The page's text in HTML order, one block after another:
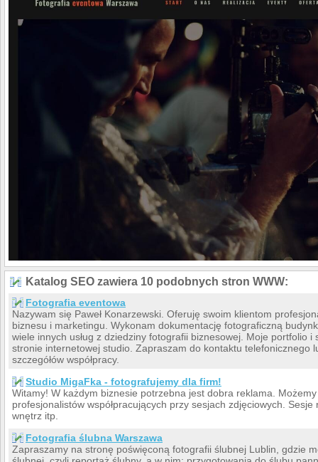
Katalog SEO zawiera 10 podobnych stron WWW:
Fotografia eventowa
Nazywam się Paweł Konarzewski. Oferuję swoim klientom
biznesu i marketingu. Wykonam dokumentację fotograficzną
wiele innych usług z dziedziny fotografii biznesowej. Moje portfolio i
stronie internetowej studio. Zapraszam do kontaktu telefonicznego
szczegółów współpracy.
Studio MigaFka - fotografujemy dla firm!
Witamy! W każdym biznesie potrzebna jest dobra reklama.
profesjonalistów współpracujących przy sesjach zdjęciowych.
wnętrz itp.
Fotografia ślubna Warszawa
Zapraszamy na stronę poświęconą fotografii ślubnej Lublin, gdzie